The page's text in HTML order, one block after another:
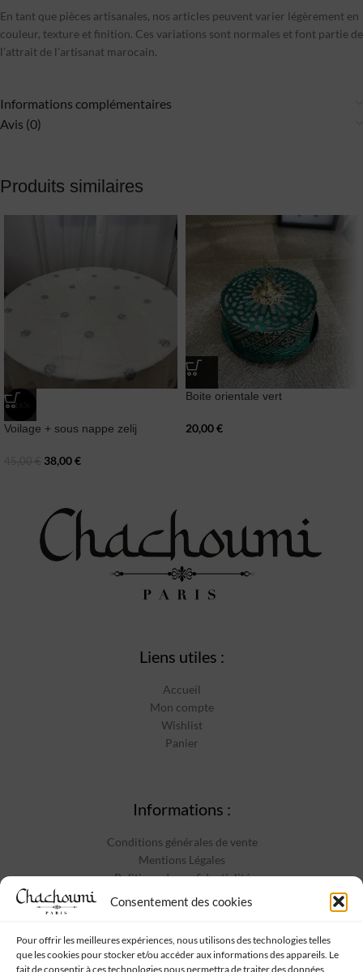
Consentement des cookies
Pour offrir les meilleures expériences, nous utilisons des technologies telles
que les cookies pour stocker et/ou accéder aux informations des appareils. Le
fait de consentir à ces technologies nous permettra de traiter des données
En tant que pièces artisanales, nos articles peuvent varier légèrement en
couleur, texture et finition. Ces variations sont normales et font partie de
l’attrait de l’artisanat marocain.
Informations complémentaires
Avis (0)
Produits similaires
-16%
Voilage + sous nappe zelij
38,00€
Boite orientale vert
20,00€
Liens utiles :
Accueil
Mon compte
Wishlist
Panier
Informations :
Conditions générales de vente
Mentions Légales
Politique de confidentialité
Contact
Suivez-nous :